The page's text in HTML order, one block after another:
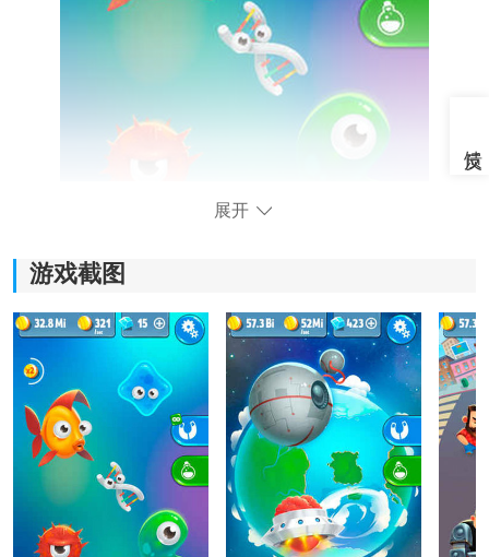
《人口大计划》游戏特色：
1.通过卡通风格的形式，游戏以轻松愉快的方式展现人口
大计划的进化世界，让玩家充分享受游戏带来的欢乐。
2.玩家可以通过合成新物种，在游戏中创造出各种奇特的
生物，尽情展示自己的创造力和想象力。
展开
游戏截图